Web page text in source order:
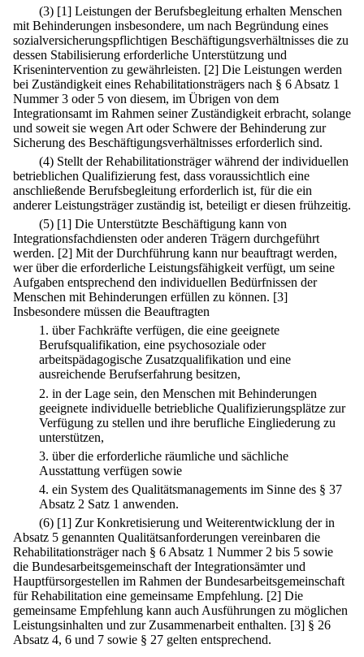
(3) [1] Leistungen der Berufsbegleitung erhalten Menschen
mit Behinderungen insbesondere, um nach Begründung eines
sozialversicherungspflichtigen Beschäftigungsverhältnisses die zu
dessen Stabilisierung erforderliche Unterstützung und
Krisenintervention zu gewährleisten. [2] Die Leistungen werden
bei Zuständigkeit eines Rehabilitationsträgers nach § 6 Absatz 1
Nummer 3 oder 5 von diesem, im Übrigen von dem
Integrationsamt im Rahmen seiner Zuständigkeit erbracht, solange
und soweit sie wegen Art oder Schwere der Behinderung zur
Sicherung des Beschäftigungsverhältnisses erforderlich sind.
(4) Stellt der Rehabilitationsträger während der individuellen
betrieblichen Qualifizierung fest, dass voraussichtlich eine
anschließende Berufsbegleitung erforderlich ist, für die ein
anderer Leistungsträger zuständig ist, beteiligt er diesen frühzeitig.
(5) [1] Die Unterstützte Beschäftigung kann von
Integrationsfachdiensten oder anderen Trägern durchgeführt
werden. [2] Mit der Durchführung kann nur beauftragt werden,
wer über die erforderliche Leistungsfähigkeit verfügt, um seine
Aufgaben entsprechend den individuellen Bedürfnissen der
Menschen mit Behinderungen erfüllen zu können. [3]
Insbesondere müssen die Beauftragten
1. über Fachkräfte verfügen, die eine geeignete
Berufsqualifikation, eine psychosoziale oder
arbeitspädagogische Zusatzqualifikation und eine
ausreichende Berufserfahrung besitzen,
2. in der Lage sein, den Menschen mit Behinderungen
geeignete individuelle betriebliche Qualifizierungsplätze zur
Verfügung zu stellen und ihre berufliche Eingliederung zu
unterstützen,
3. über die erforderliche räumliche und sächliche
Ausstattung verfügen sowie
4. ein System des Qualitätsmanagements im Sinne des § 37
Absatz 2 Satz 1 anwenden.
(6) [1] Zur Konkretisierung und Weiterentwicklung der in
Absatz 5 genannten Qualitätsanforderungen vereinbaren die
Rehabilitationsträger nach § 6 Absatz 1 Nummer 2 bis 5 sowie
die Bundesarbeitsgemeinschaft der Integrationsämter und
Hauptfürsorgestellen im Rahmen der Bundesarbeitsgemeinschaft
für Rehabilitation eine gemeinsame Empfehlung. [2] Die
gemeinsame Empfehlung kann auch Ausführungen zu möglichen
Leistungsinhalten und zur Zusammenarbeit enthalten. [3] § 26
Absatz 4, 6 und 7 sowie § 27 gelten entsprechend.